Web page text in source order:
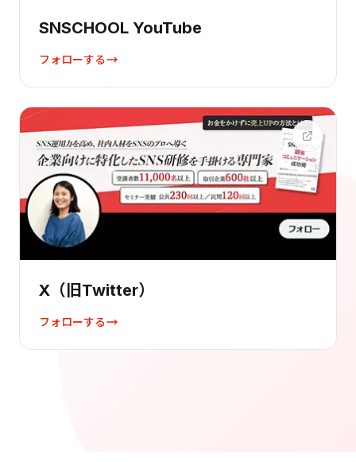
SNSCHOOL YouTube
フォローする
X（旧Twitter）
フォローする